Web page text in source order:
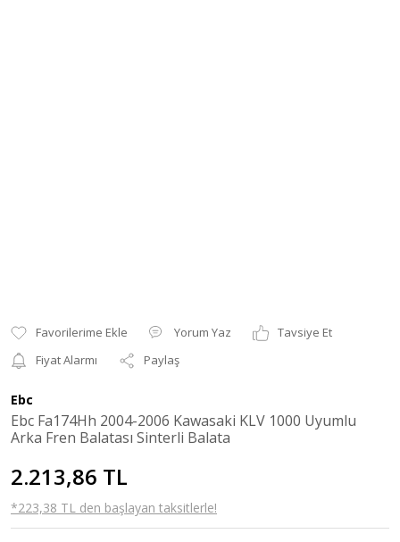
Yorum Yaz
Tavsiye Et
Fiyat Alarmı
Paylaş
Ebc
Ebc Fa174Hh 2004-2006 Kawasaki KLV 1000 Uyumlu
Arka Fren Balatası Sinterli Balata
2.213,86 TL
*223,38 TL den başlayan taksitlerle!